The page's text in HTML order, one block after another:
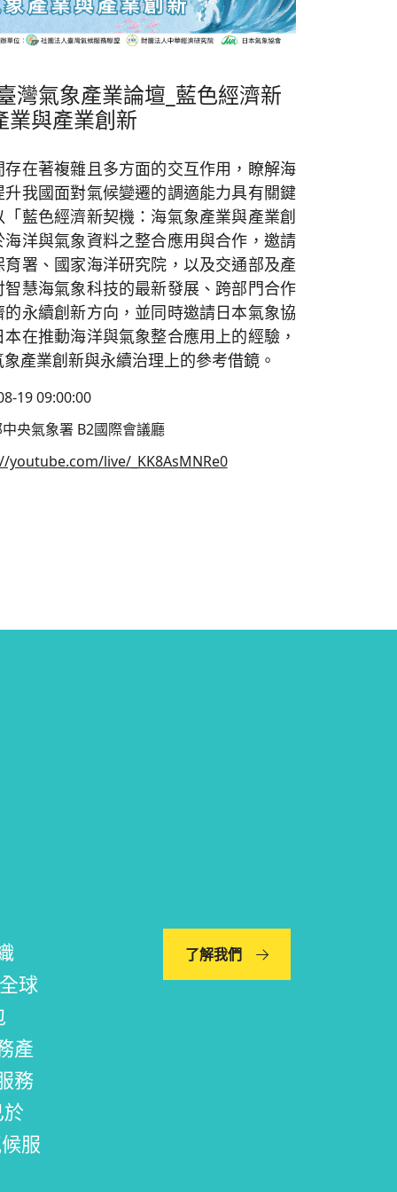
灣氣象產業論壇_藍色經濟新
業與產業創新
著複雜且多方面的交互作用，瞭解海
我國面對氣候變遷的調適能力具有關鍵
藍色經濟新契機：海氣象產業與產業創
洋與氣象資料之整合應用與合作，邀請
署、國家海洋研究院，以及交通部及產
慧海氣象科技的最新發展、跨部門合作
永續創新方向，並同時邀請日本氣象協
在推動海洋與氣象整合應用上的經驗，
產業創新與永續治理上的參考借鏡。
19 09:00:00
央氣象署 B2國際會議廳
youtube.com/live/_KK8AsMNRe0
球
產
務
服
了解我們